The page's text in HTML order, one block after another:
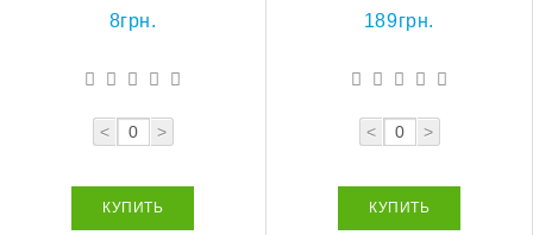
8грн.
< >
КУПИТЬ
189грн.
< >
КУПИТЬ